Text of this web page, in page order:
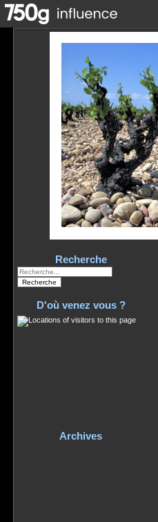
Recherche
D'où venez vous ?
Archives